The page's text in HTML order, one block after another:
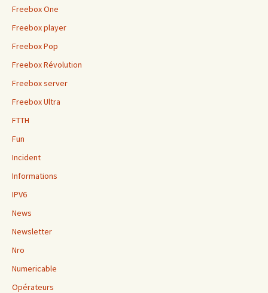
Freebox One
Freebox player
Freebox Pop
Freebox Révolution
Freebox server
Freebox Ultra
FTTH
Fun
Incident
Informations
IPV6
News
Newsletter
Nro
Numericable
Opérateurs